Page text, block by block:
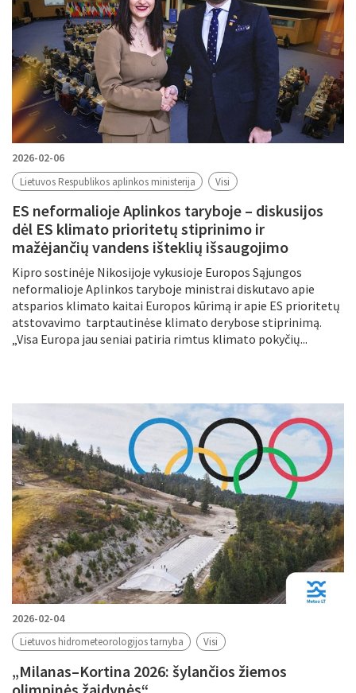
2026-02-06
Lietuvos Respublikos aplinkos ministerija Visi
ES neformalioje Aplinkos taryboje – diskusijos
dėl ES klimato prioritetų stiprinimo ir
mažėjančių vandens išteklių išsaugojimo
Kipro sostinėje Nikosijoje vykusioje Europos Sąjungos
neformalioje Aplinkos taryboje ministrai diskutavo apie
atsparios klimato kaitai Europos kūrimą ir apie ES prioritetų
atstovavimo tarptautinėse klimato derybose stiprinimą.
„Visa Europa jau seniai patiria rimtus klimato pokyčių...
2026-02-04
Lietuvos hidrometeorologijos tarnyba Visi
„Milanas–Kortina 2026: šylančios žiemos